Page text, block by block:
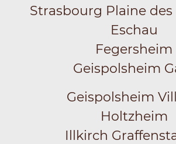
Strasbourg Plaine
Eschau
Fegersheim
Geispolsheim
Geispolsheim
Holtzheim
Illkirch